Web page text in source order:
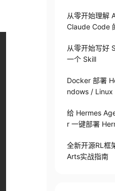
从零开始理解
Claude Code
从零开始写好
一个 Skill
Docker 部署
ndows / Linux
给 Hermes
r 一键部署
全新开源RL框
Arts实战指南